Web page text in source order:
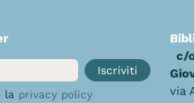
Iscriviti
la privacy policy
c/
via